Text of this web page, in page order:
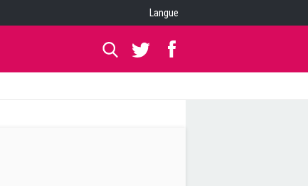
Langue